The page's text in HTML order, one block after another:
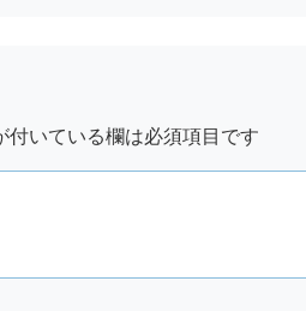
付いている欄は必須項目です